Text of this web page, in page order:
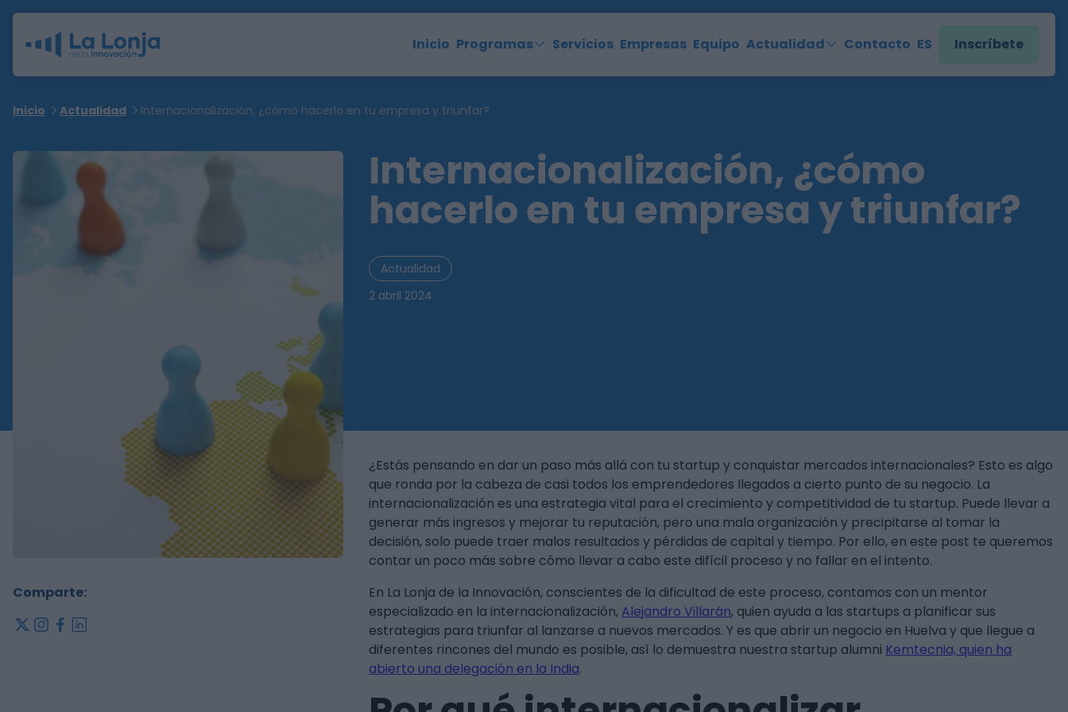
Inicio Programas Servicios Empresas Equipo Actualidad Contacto ES Inscríbete
Inicio Actualidad Internacionalización, ¿cómo hacerlo en tu empresa y triunfar?
Internacionalización, ¿cómo
hacerlo en tu empresa y triunfar?
Actualidad
2 abril 2024
Comparte:
x instagram
facebook
¿Estás pensando en dar un paso más allá con tu startup y conquistar mercados internacionales? Esto es algo
que ronda por la cabeza de casi todos los emprendedores llegados a cierto punto de su negocio. La
internacionalización es una estrategia vital para el crecimiento y competitividad de tu startup. Puede llevar a
generar más ingresos y mejorar tu reputación, pero una mala organización y precipitarse al tomar la
decisión, solo puede traer malos resultados y pérdidas de capital y tiempo. Por ello, en este post te queremos
contar un poco más sobre cómo llevar a cabo este difícil proceso y no fallar en el intento.
En La Lonja de la Innovación, conscientes de la dificultad de este proceso, contamos con un mentor
especializado en la internacionalización, Alejandro Villarán, quien ayuda a las startups a planificar sus
estrategias para triunfar al lanzarse a nuevos mercados. Y es que abrir un negocio en Huelva y que llegue a
diferentes rincones del mundo es posible, así lo demuestra nuestra startup alumni Kemtecnia, quien ha
abierto una delegación en la India.